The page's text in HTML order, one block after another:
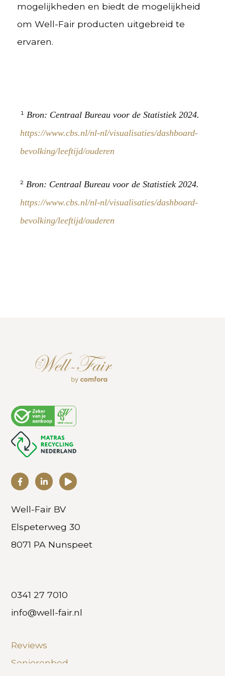
mogelijkheden en biedt de mogelijkheid
om Well-Fair producten uitgebreid te
ervaren.
¹ Bron: Centraal Bureau voor de Statistiek 2024.
https://www.cbs.nl/nl-nl/visualisaties/dashboard-
bevolking/leeftijd/ouderen
² Bron: Centraal Bureau voor de Statistiek 2024.
https://www.cbs.nl/nl-nl/visualisaties/dashboard-
bevolking/leeftijd/ouderen
Well-Fair BV
Elspeterweg 30
8071 PA Nunspeet
0341 27 7010
info@well-fair.nl
Reviews
Seniorenbed